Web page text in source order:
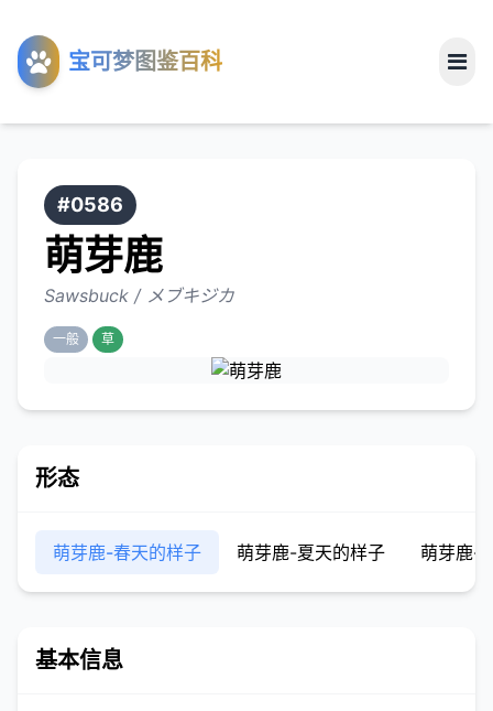
宝可梦图鉴百科
工具
关于
#0586
萌芽鹿
Sawsbuck / メブキジカ
一般 草
形态
萌芽鹿-春天的样子 萌芽鹿-夏天的样子 萌芽鹿-
基本信息